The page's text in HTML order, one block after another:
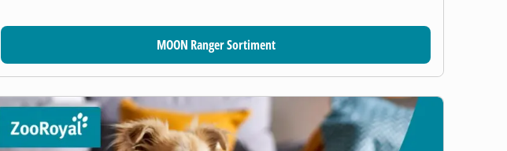
MOON Ranger Sortiment